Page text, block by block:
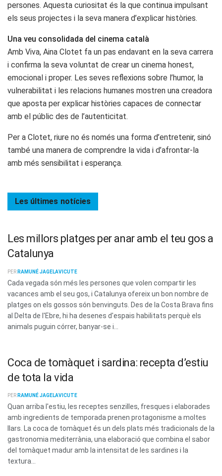
persones. Aquesta curiositat és la que continua impulsant
els seus projectes i la seva manera d’explicar històries.
Una veu consolidada del cinema català
Amb Viva, Aina Clotet fa un pas endavant en la seva carrera
i confirma la seva voluntat de crear un cinema honest,
emocional i proper. Les seves reflexions sobre l’humor, la
vulnerabilitat i les relacions humanes mostren una creadora
que aposta per explicar històries capaces de connectar
amb el públic des de l’autenticitat.
Per a Clotet, riure no és només una forma d’entretenir, sinó
també una manera de comprendre la vida i d’afrontar-la
amb més sensibilitat i esperança.
Les últimes notícies
Les millors platges per anar amb el teu gos a
Catalunya
PER RAMUNÉ JAGELAVICUTE
Cada vegada són més les persones que volen compartir les
vacances amb el seu gos, i Catalunya ofereix un bon nombre de
platges on els gossos són benvinguts. Des de la Costa Brava fins
al Delta de l'Ebre, hi ha desenes d'espais habilitats perquè els
animals puguin córrer, banyar-se i...
Coca de tomàquet i sardina: recepta d’estiu
de tota la vida
PER RAMUNÉ JAGELAVICUTE
Quan arriba l'estiu, les receptes senzilles, fresques i elaborades
amb ingredients de temporada prenen protagonisme a moltes
llars. La coca de tomàquet és un dels plats més tradicionals de la
gastronomia mediterrània, una elaboració que combina el sabor
del tomàquet madur amb la intensitat de les sardines i la
textura...